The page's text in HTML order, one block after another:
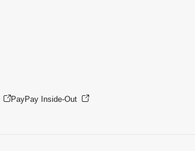
PayPay Inside-Out